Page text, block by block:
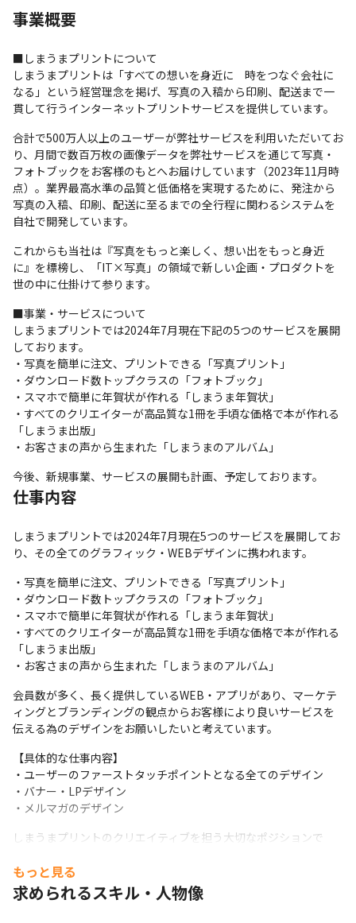
事業概要
■しまうまプリントについて
しまうまプリントは「すべての想いを身近に　時をつなぐ会社に
なる」という経営理念を掲げ、写真の入稿から印刷、配送まで一
貫して行うインターネットプリントサービスを提供しています。
合計で500万人以上のユーザーが弊社サービスを利用いただいてお
り、月間で数百万枚の画像データを弊社サービスを通じて写真・
フォトブックをお客様のもとへお届けしています（2023年11月時
点）。業界最高水準の品質と低価格を実現するために、発注から
写真の入稿、印刷、配送に至るまでの全行程に関わるシステムを
自社で開発しています。
これからも当社は『写真をもっと楽しく、想い出をもっと身近
に』を標榜し、「IT×写真」の領域で新しい企画・プロダクトを
世の中に仕掛けて参ります。
■事業・サービスについて
しまうまプリントでは2024年7月現在下記の5つのサービスを展開
しております。
・写真を簡単に注文、プリントできる「写真プリント」
・ダウンロード数トップクラスの「フォトブック」
・スマホで簡単に年賀状が作れる「しまうま年賀状」
・すべてのクリエイターが高品質な1冊を手頃な価格で本が作れる
「しまうま出版」
・お客さまの声から生まれた「しまうまのアルバム」
今後、新規事業、サービスの展開も計画、予定しております。
仕事内容
しまうまプリントでは2024年7月現在5つのサービスを展開してお
り、その全てのグラフィック・WEBデザインに携われます。
・写真を簡単に注文、プリントできる「写真プリント」
・ダウンロード数トップクラスの「フォトブック」
・スマホで簡単に年賀状が作れる「しまうま年賀状」
・すべてのクリエイターが高品質な1冊を手頃な価格で本が作れる
「しまうま出版」
・お客さまの声から生まれた「しまうまのアルバム」
会員数が多く、長く提供しているWEB・アプリがあり、マーケテ
ィングとブランディングの観点からお客様により良いサービスを
伝える為のデザインをお願いしたいと考えています。
【具体的な仕事内容】
・ユーザーのファーストタッチポイントとなる全てのデザイン
・バナー・LPデザイン
・メルマガのデザイン
しまうまプリントのクリエイティブを担う大切なポジションで
新しいことにもチャレンジしていきたい、そんな意欲をお持ちの
方からのご応募を、お待ちしております！
もっと見る
求められるスキル・人物像